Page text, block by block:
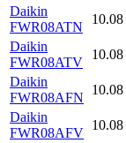
Daikin
FWR08ATN
Daikin
FWR08ATV
Daikin
FWR08AFN
Daikin
FWR08AFV